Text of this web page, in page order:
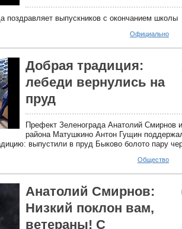
поздравляет выпускников с окончанием школы
Официально
Добрая традиция:
лебеди вернулись на
пруд
Префект Зеленограда Анатолий Смирнов
района Матушкино Антон Гущин
выпустили в пруд Быково болото пару
Общество
Анатолий Смирнов:
Низкий поклон вам,
ветераны! С